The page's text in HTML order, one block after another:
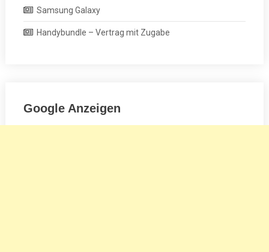
Samsung Galaxy
Handybundle – Vertrag mit Zugabe
Google Anzeigen